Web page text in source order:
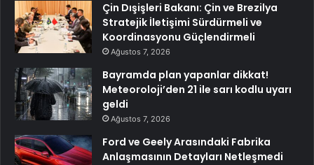
Çin Dışişleri Bakanı: Çin ve Brezilya
Stratejik İletişimi Sürdürmeli ve
Koordinasyonu Güçlendirmeli
Ağustos 7, 2026
Bayramda plan yapanlar dikkat!
Meteoroloji’den 21 ile sarı kodlu uyarı
geldi
Ağustos 7, 2026
Ford ve Geely Arasındaki Fabrika
Anlaşmasının Detayları Netleşmedi